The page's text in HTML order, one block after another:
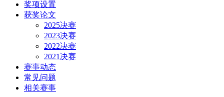
奖项设置
获奖论文
2025决赛
2023决赛
2022决赛
2021决赛
赛事动态
常见问题
相关赛事